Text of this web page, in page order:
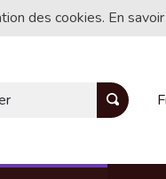
des cookies. En